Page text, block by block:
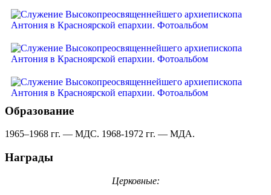
Образование
1965–1968 гг. — МДС. 1968-1972 гг. — МДА.
Награды
Церковные: